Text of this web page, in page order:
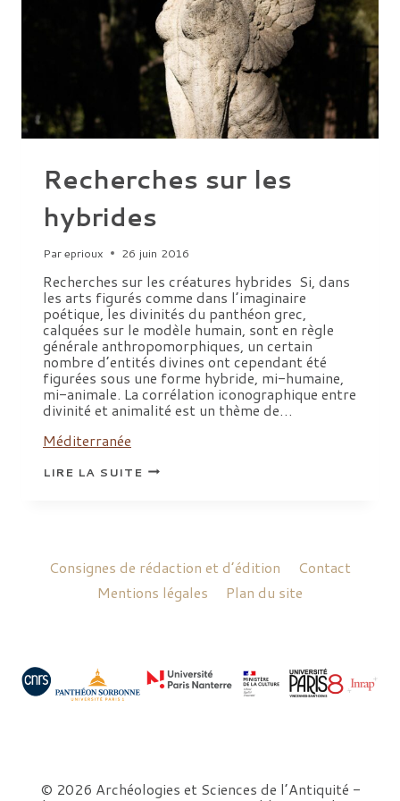
Recherches sur les
hybrides
Pareprioux 26 juin 2016
Recherches sur les créatures hybrides Si, dans
les arts figurés comme dans l’imaginaire
poétique, les divinités du panthéon grec,
calquées sur le modèle humain, sont en règle
générale anthropomorphiques, un certain
nombre d’entités divines ont cependant été
figurées sous une forme hybride, mi-humaine,
mi-animale. La corrélation iconographique entre
divinité et animalité est un thème de…
Méditerranée
LIRE LA SUITERECHERCHES
SUR
Consignes de rédaction et d’édition
Contact
Mentions légales
Plan du site
© 2026 Archéologies et Sciences de l’Antiquité -